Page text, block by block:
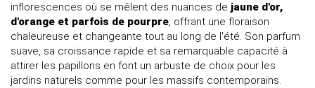
inflorescences où se mêlent des nuances de jaune d'or,
d'orange et parfois de pourpre, offrant une floraison
chaleureuse et changeante tout au long de l'été. Son parfum
suave, sa croissance rapide et sa remarquable capacité à
attirer les papillons en font un arbuste de choix pour les
jardins naturels comme pour les massifs contemporains.